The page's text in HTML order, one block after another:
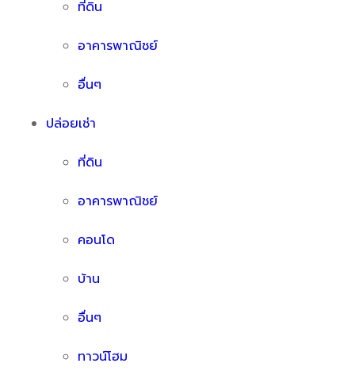
ที่ดิน
อาคารพาณิชย์
อื่นๆ
ปล่อยเช่า
ที่ดิน
อาคารพาณิชย์
คอนโด
บ้าน
อื่นๆ
ทาวน์โฮม